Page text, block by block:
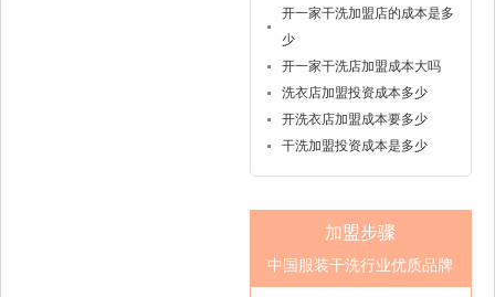
开一家干洗加盟店的成本是多
少
开一家干洗店加盟成本大吗
洗衣店加盟投资成本多少
开洗衣店加盟成本要多少
干洗加盟投资成本是多少
加盟步骤
中国服装干洗行业优质品牌